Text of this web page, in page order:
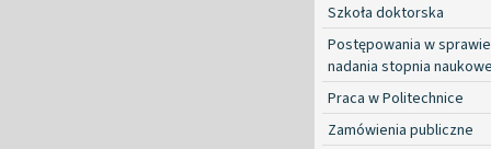
Szkoła doktorska
Postępowania w sprawie
nadania stopnia
Praca w Politechnice
Zamówienia publiczne